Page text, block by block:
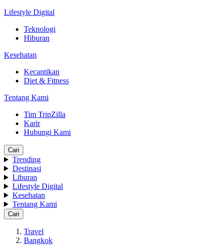
Lifestyle Digital
Teknologi
Hiburan
Kesehatan
Kecantikan
Diet & Fitness
Tentang Kami
Tim TripZilla
Karir
Hubungi Kami
Cari
Trending
Destinasi
Liburan
Lifestyle Digital
Kesehatan
Tentang Kami
Cari
Travel
Bangkok